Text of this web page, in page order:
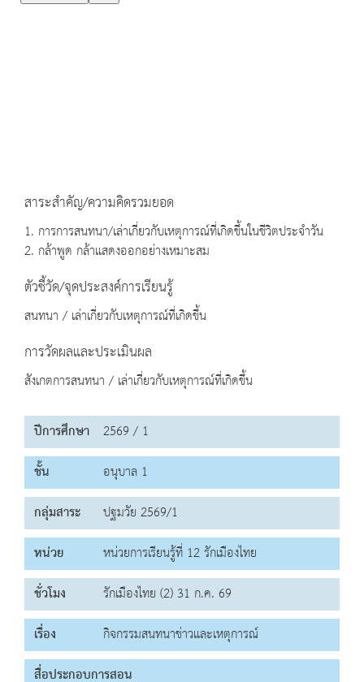
สาระสำคัญ/ความคิดรวมยอด
1. การการสนทนา/เล่าเกี่ยวกับเหตุการณ์ที่เกิดขึ้นในชีวิตประจำวัน
2. กล้าพูด กล้าแสดงออกอย่างเหมาะสม
ตัวชี้วัด/จุดประสงค์การเรียนรู้
สนทนา / เล่าเกี่ยวกับเหตุการณ์ที่เกิดขึ้น
การวัดผลและประเมินผล
สังเกตการสนทนา / เล่าเกี่ยวกับเหตุการณ์ที่เกิดขึ้น
ปีการศึกษา 2569 / 1
ชั้น
อนุบาล 1
กลุ่มสาระ
ปฐมวัย 2569/1
หน่วย
หน่วยการเรียนรู้ที่ 12 รักเมืองไทย
ชั่วโมง
รักเมืองไทย (2) 31 ก.ค. 69
เรื่อง
กิจกรรมสนทนาข่าวและเหตุการณ์
สื่อประกอบการสอน